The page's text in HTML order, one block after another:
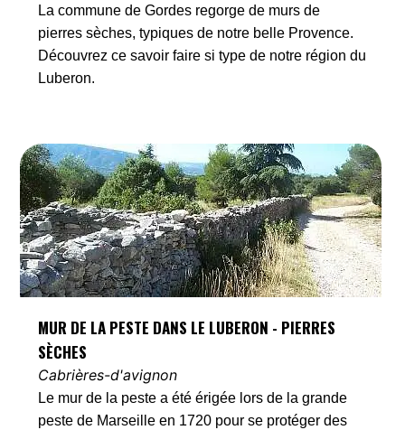
La commune de Gordes regorge de murs de
pierres sèches, typiques de notre belle Provence.
Découvrez ce savoir faire si type de notre région du
Luberon.
MUR DE LA PESTE DANS LE LUBERON - PIERRES
SÈCHES
Cabrières-d'avignon
Le mur de la peste a été érigée lors de la grande
peste de Marseille en 1720 pour se protéger des